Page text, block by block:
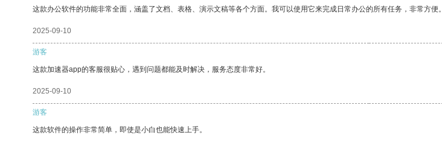
这款办公软件的功能非常全面，涵盖了文档、表格、演示文稿等各个方面。我可以使用它来完成日常办公的所有任务，非常方便。
2025-09-10
游客
这款加速器app的客服很贴心，遇到问题都能及时解决，服务态度非常好。
2025-09-10
游客
这款软件的操作非常简单，即使是小白也能快速上手。